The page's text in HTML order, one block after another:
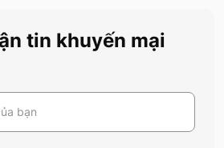
năm nay nhé!
tin khuyến mại